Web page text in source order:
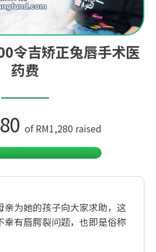
令吉矫正兔唇手术医
药费
ofRM1,280 raised
亲为她的孩子向大家求助，这
幸有唇腭裂问题，也即是俗称